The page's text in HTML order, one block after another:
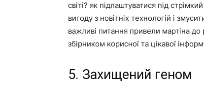
світі? як підлаштуватися під
вигоду з новітніх технологій і
важливі питання привели мартіна
збірником корисної та цікавої
5. Захищений геном